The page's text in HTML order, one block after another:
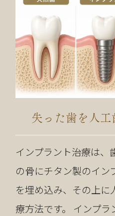
失った歯を人
インプラント治療は、
の骨にチタン製のイン
を埋め込み、その上
療方法です。 インプ